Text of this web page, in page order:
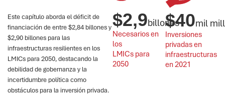
Este capítulo aborda el déficit de
financiación de entre $2,84 billones y
$2,90 billones para las
infraestructuras resilientes en los
LMICs para 2050, destacando la
debilidad de gobernanza y la
incertidumbre política como
obstáculos para la inversión privada.
Necesarios en
los
LMICs para
2050
$2,9billones
Inversiones
privadas en
infraestructuras
en 2021
$40mil